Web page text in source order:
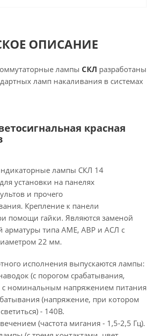
ОПИСАНИЕ
лампы СКЛ разработаны
ламп накаливания в системах
красная
лампы СКЛ 14
установки на панелях
и прочего
Крепление к панели
помощи гайки. Являются заменой
арматуры типа АМЕ, АВР и АСЛ с
22 мм.
исполнения выпускаются лампы:
(с порогом срабатывания,
с номинальным напряжением питания
(напряжение, при котором
- 140В.
(частота мигания - 1,5-2,5 Гц).